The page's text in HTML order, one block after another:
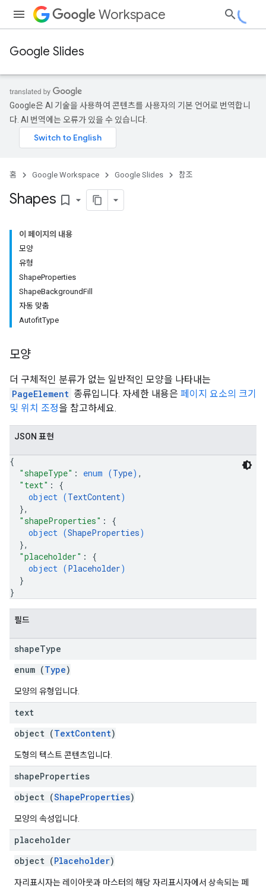
Workspace
Google Slides
Google은 AI 기술을 사용하여 콘텐츠를 사용자의 기본 언어로 번역합니
다. AI 번역에는 오류가 있을 수 있습니다.
홈 Google Workspace Google Slides 참조
Shapes bookmark_border
이 페이지의 내용
모양
유형
ShapeProperties
ShapeBackgroundFill
자동 맞춤
AutofitType
모양
더 구체적인 분류가 없는 일반적인 모양을 나타내는
PageElement 종류입니다. 자세한 내용은 페이지 요소의 크기
및 위치 조정을 참고하세요.
JSON 표현
{
"shapeType" : enum (Type) ,
"text" : {
object (TextContent)
},
"shapeProperties" : {
object (ShapeProperties)
},
"placeholder" : {
object (Placeholder)
}
}
필드
shapeType
enum (Type)
모양의 유형입니다.
text
object (TextContent)
도형의 텍스트 콘텐츠입니다.
shapeProperties
object (ShapeProperties)
모양의 속성입니다.
placeholder
object (Placeholder)
자리표시자는 레이아웃과 마스터의 해당 자리표시자에서 상속되는 페